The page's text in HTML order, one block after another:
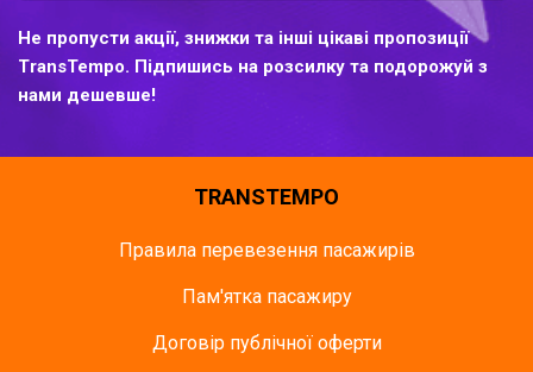
Не пропусти акції, знижки та інші цікаві пропозиції
TransTempo. Підпишись на розсилку та подорожуй з
нами дешевше!
TRANSTEMPO
Правила перевезення пасажирів
Пам'ятка пасажиру
Договір публічної оферти